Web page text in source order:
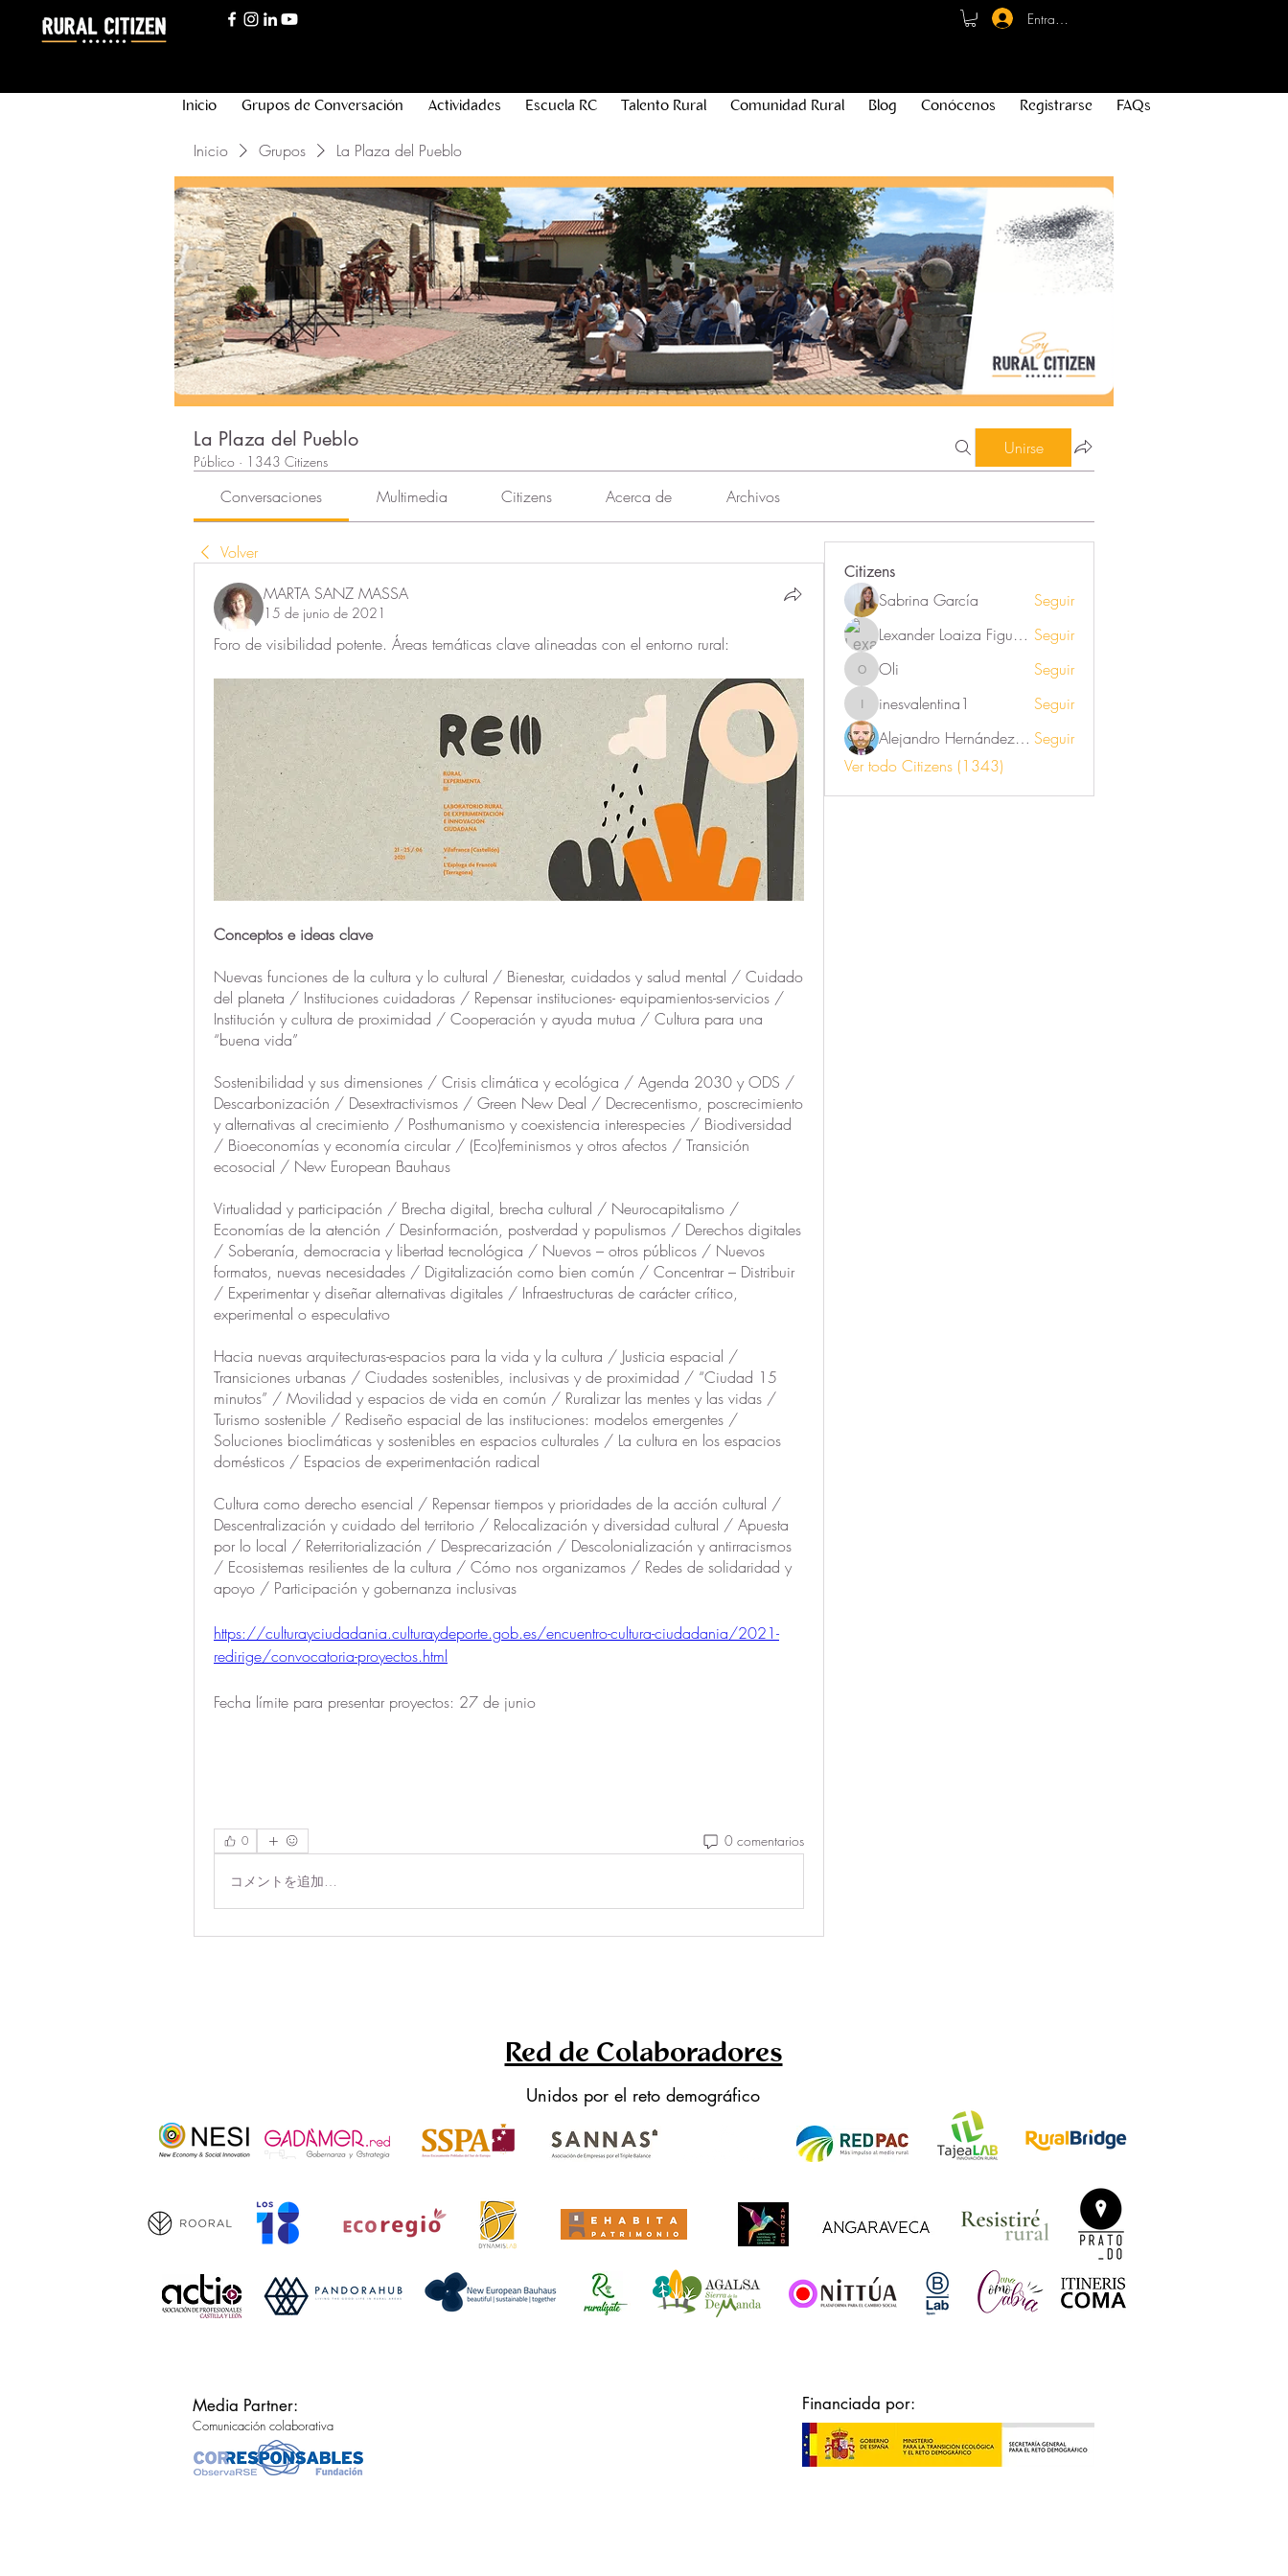
Entrar - Registro
Inicio Grupos de Conversación Actividades Escuela RC Talento Rural Comunidad Rural Blog Conócenos Registrarse FAQs
Inicio Grupos La Plaza del Pueblo
La Plaza del Pueblo
Público · 1343 Citizens
Unirse
Conversaciones Multimedia Citizens Acerca de Archivos
Volver
MARTA SANZ MASSA
15 de junio de 2021
Foro de visibilidad potente. Áreas temáticas clave alineadas con el entorno rural:
Conceptos e ideas clave
Nuevas funciones de la cultura y lo cultural / Bienestar, cuidados y salud mental / Cuidado
del planeta / Instituciones cuidadoras / Repensar instituciones- equipamientos-servicios /
Institución y cultura de proximidad / Cooperación y ayuda mutua / Cultura para una
“buena vida”
Sostenibilidad y sus dimensiones / Crisis climática y ecológica / Agenda 2030 y ODS /
Descarbonización / Desextractivismos / Green New Deal / Decrecentismo, poscrecimiento
y alternativas al crecimiento / Posthumanismo y coexistencia interespecies / Biodiversidad
/ Bioeconomías y economía circular / (Eco)feminismos y otros afectos / Transición
ecosocial / New European Bauhaus
Virtualidad y participación / Brecha digital, brecha cultural / Neurocapitalismo /
Economías de la atención / Desinformación, postverdad y populismos / Derechos digitales
/ Soberanía, democracia y libertad tecnológica / Nuevos – otros públicos / Nuevos
formatos, nuevas necesidades / Digitalización como bien común / Concentrar – Distribuir
/ Experimentar y diseñar alternativas digitales / Infraestructuras de carácter crítico,
experimental o especulativo
Hacia nuevas arquitecturas-espacios para la vida y la cultura / Justicia espacial /
Transiciones urbanas / Ciudades sostenibles, inclusivas y de proximidad / “Ciudad 15
minutos” / Movilidad y espacios de vida en común / Ruralizar las mentes y las vidas /
Turismo sostenible / Rediseño espacial de las instituciones: modelos emergentes /
Soluciones bioclimáticas y sostenibles en espacios culturales / La cultura en los espacios
domésticos / Espacios de experimentación radical
Cultura como derecho esencial / Repensar tiempos y prioridades de la acción cultural /
Descentralización y cuidado del territorio / Relocalización y diversidad cultural / Apuesta
por lo local / Reterritorialización / Desprecarización / Descolonialización y antirracismos
/ Ecosistemas resilientes de la cultura / Cómo nos organizamos / Redes de solidaridad y
apoyo / Participación y gobernanza inclusivas
https://culturayciudadania.culturaydeporte.gob.es/encuentro-cultura-ciudadania/2021-
redirige/convocatoria-proyectos.html
Fecha límite para presentar proyectos: 27 de junio
0 0 comentarios
コメントを追加…
Citizens
Sabrina García
Seguir
Lexander Loaiza Figueroa Seguir
Oli Oli Seguir
inesvalentina1
inesvalentina1
Seguir
Alejandro Hernández Renner Seguir
Ver todo Citizens (1343)
Red de Colaboradores
Unidos por el reto demográfico
Media Partner:
Comunicación colaborativa
Financiada por: